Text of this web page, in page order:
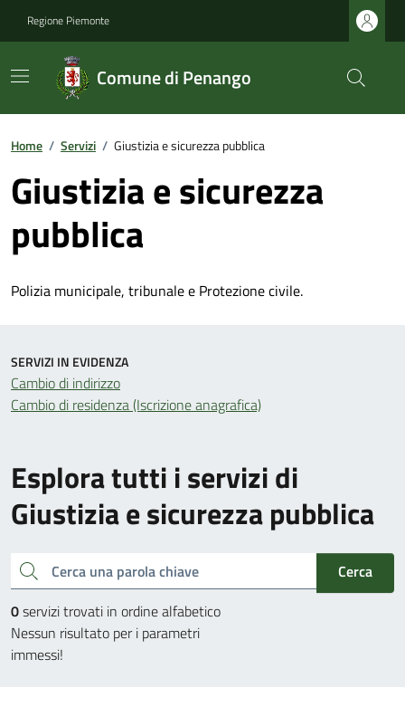
Regione Piemonte
Comune di Penango
Home / Servizi / Giustizia e sicurezza pubblica
Giustizia e sicurezza
pubblica
Polizia municipale, tribunale e Protezione civile.
Esplora tutti i servizi di
Giustizia e sicurezza pubblica
Cerca una parola chiave
Cerca
0servizi trovati in ordine alfabetico
Nessun risultato per i parametri
immessi!
SERVIZI IN EVIDENZA
Cambio di indirizzo
Cambio di residenza (Iscrizione anagrafica)